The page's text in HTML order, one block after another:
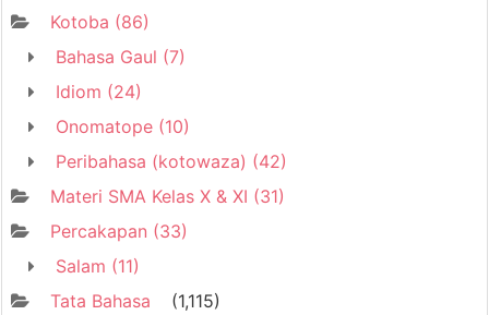
Kotoba (86)
Bahasa Gaul (7)
Idiom (24)
Onomatope (10)
Peribahasa (kotowaza) (42)
Materi SMA Kelas X & XI (31)
Percakapan (33)
Salam (11)
Tata Bahasa
(1,115)